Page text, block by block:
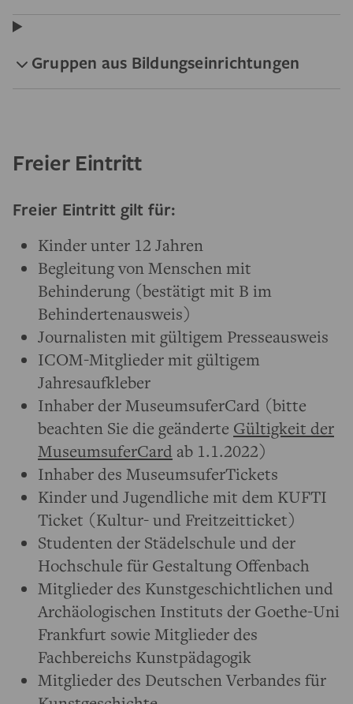
Gruppen aus Bildungseinrichtungen
Freier Eintritt
Freier Eintritt gilt für:
Kinder unter 12 Jahren
Begleitung von Menschen mit
Behinderung (bestätigt mit B im
Behindertenausweis)
Journalisten mit gültigem Presseausweis
ICOM-Mitglieder mit gültigem
Jahresaufkleber
Inhaber der MuseumsuferCard (bitte
beachten Sie die geänderte Gültigkeit der
MuseumsuferCard ab 1.1.2022)
Inhaber des MuseumsuferTickets
Kinder und Jugendliche mit dem KUFTI
Ticket (Kultur- und Freitzeitticket)
Studenten der Städelschule und der
Hochschule für Gestaltung Offenbach
Mitglieder des Kunstgeschichtlichen und
Archäologischen Instituts der Goethe-Uni
Frankfurt sowie Mitglieder des
Fachbereichs Kunstpädagogik
Mitglieder des Deutschen Verbandes für